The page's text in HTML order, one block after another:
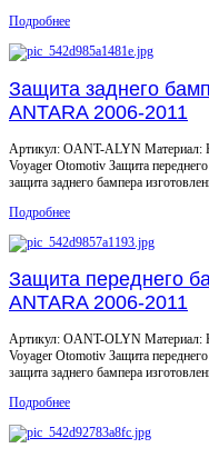
Подробнее
Защита заднего
ANTARA 2006-2011
Артикул: OANT-ALYN Материал:
Voyager Otomotiv Защита
защита заднего бампера
Подробнее
Защита переднего
ANTARA 2006-2011
Артикул: OANT-OLYN Материал:
Voyager Otomotiv Защита
защита заднего бампера
Подробнее